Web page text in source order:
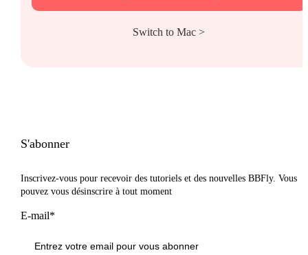
Switch to Mac >
S'abonner
Inscrivez-vous pour recevoir des tutoriels et des nouvelles BBFly. Vous
pouvez vous désinscrire à tout moment
E-mail*